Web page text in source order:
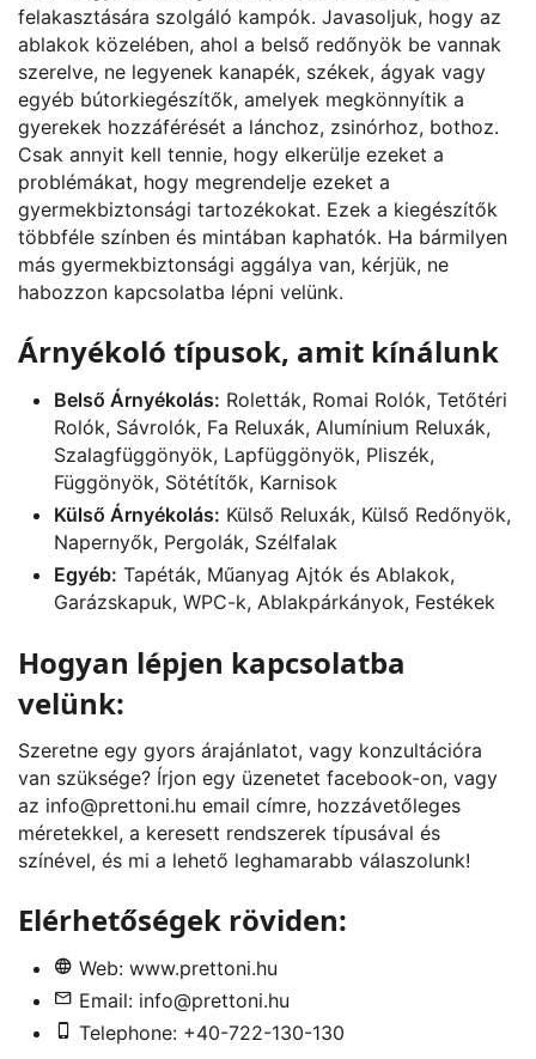
felakasztására szolgáló kampók. Javasoljuk, hogy az
ablakok közelében, ahol a belső redőnyök be vannak
szerelve, ne legyenek kanapék, székek, ágyak vagy
egyéb bútorkiegészítők, amelyek megkönnyítik a
gyerekek hozzáférését a lánchoz, zsinórhoz, bothoz.
Csak annyit kell tennie, hogy elkerülje ezeket a
problémákat, hogy megrendelje ezeket a
gyermekbiztonsági tartozékokat. Ezek a kiegészítők
többféle színben és mintában kaphatók. Ha bármilyen
más gyermekbiztonsági aggálya van, kérjük, ne
habozzon kapcsolatba lépni velünk.
Árnyékoló típusok, amit kínálunk
Belső Árnyékolás: Roletták, Romai Rolók, Tetőtéri
Rolók, Sávrolók, Fa Reluxák, Alumínium Reluxák,
Szalagfüggönyök, Lapfüggönyök, Pliszék,
Függönyök, Sötétítők, Karnisok
Külső Árnyékolás: Külső Reluxák, Külső Redőnyök,
Napernyők, Pergolák, Szélfalak
Egyéb: Tapéták, Műanyag Ajtók és Ablakok,
Garázskapuk, WPC-k, Ablakpárkányok, Festékek
Hogyan lépjen kapcsolatba
velünk:
Szeretne egy gyors árajánlatot, vagy konzultációra
van szüksége? Írjon egy üzenetet facebook-on, vagy
az info@prettoni.hu email címre, hozzávetőleges
méretekkel, a keresett rendszerek típusával és
színével, és mi a lehető leghamarabb válaszolunk!
Elérhetőségek röviden:
Web: www.prettoni.hu
Email: info@prettoni.hu
Telephone: +40-722-130-130